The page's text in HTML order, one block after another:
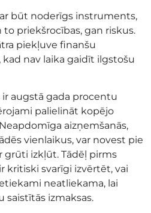
būt noderīgs instruments,
priekšrocības, gan riskus.
piekļuve finanšu
nav laika gaidīt ilgstošu
augstā gada procentu
palielināt kopējo
aizņemšanās,
vienlaikus, var novest pie
grūti izkļūt. Tādēļ pirms
kritiski svarīgi izvērtēt, vai
neatliekama, lai
saistītās izmaksas.